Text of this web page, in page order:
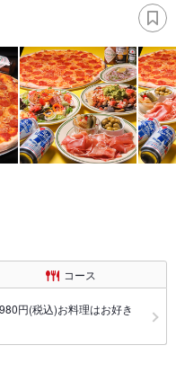
コース
円(税込)お料理はお好き